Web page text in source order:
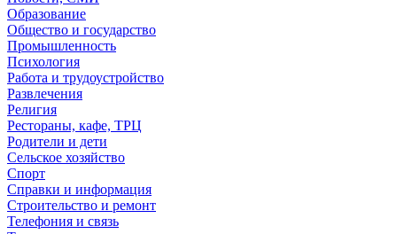
Образование
Общество и государство
Промышленность
Психология
Работа и трудоустройство
Развлечения
Религия
Рестораны, кафе, ТРЦ
Родители и дети
Сельское хозяйство
Спорт
Справки и информация
Строительство и ремонт
Телефония и связь